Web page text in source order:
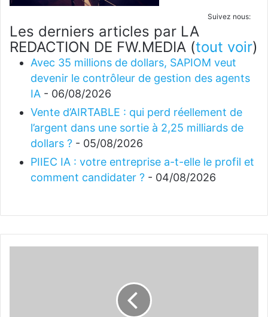
Suivez nous:
Les derniers articles par LA
REDACTION DE FW.MEDIA (tout voir)
Avec 35 millions de dollars, SAPIOM veut
devenir le contrôleur de gestion des agents
IA - 06/08/2026
Vente d’AIRTABLE : qui perd réellement de
l’argent dans une sortie à 2,25 milliards de
dollars ? - 05/08/2026
PIIEC IA : votre entreprise a-t-elle le profil et
comment candidater ? - 04/08/2026